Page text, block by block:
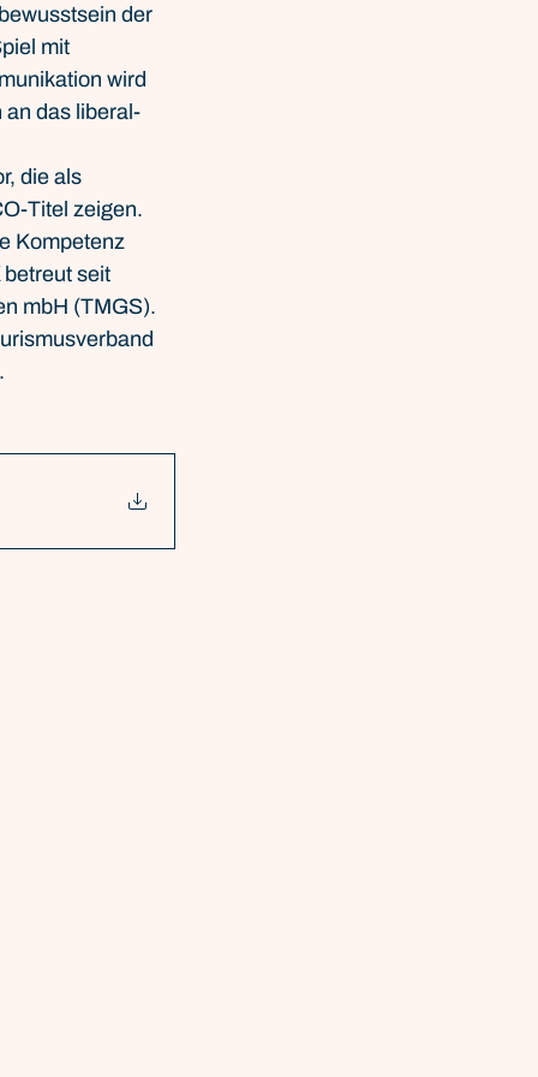
der
mit
wird
an das liberal-
die als
Titel zeigen.
Kompetenz
seit
mbH (TMGS).